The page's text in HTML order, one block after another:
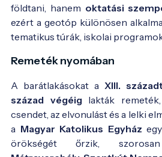
földtani, hanem oktatási
ezért a geotóp különösen
tematikus túrák, iskolai
Remeték nyomában
A barátlakásokat a XIII.
század végéig lakták
csendet, az elvonulást és a lelki
a Magyar Katolikus Egyház
örökségét őrzik,